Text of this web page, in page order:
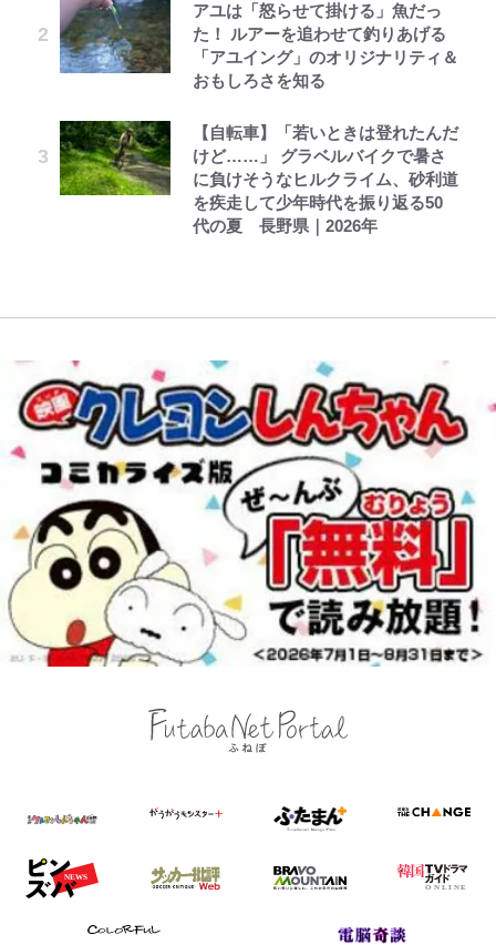
アユは「怒らせて掛ける」魚だっ
た！ ルアーを追わせて釣りあげる
「アユイング」のオリジナリティ＆
おもしろさを知る
【自転車】「若いときは登れたんだ
けど……」 グラベルバイクで暑さ
に負けそうなヒルクライム、砂利道
を疾走して少年時代を振り返る50
代の夏 長野県｜2026年
｢めーっちゃオシャじゃん｣中田英
寿やトッティも愛した名門ローマ、
新アウェイユニが大評判！｢カッコ
いい｣｢好きなデザイン｣｢今年は2nd
｢守り方かっこよすぎ｣上田綺世が
妻の“ワンオペ騒動”に家族写真で
アンサー！ボールも嫁の炎上も収め
る“神対応”に新婚の板倉、久保、
事情』がある」…山尾志桜里が
SNSのバッシングにも向き合う理
由と独自メンタル術
戦…少年隊の分岐点と60代で挑む
映画監督作『僕は瞳に恋してる』
去の「めちゃ美人」写真も再び
GLAY・TERU＆PUFFY大貫亜美
の“共演”ショットに「夫婦で写っ
溺愛されました 第27話(3)
公式-最強宮廷指南役のおっさん、
追放された僻地で無双する~幻とな
を開拓~ 第23話(3)
レビュー『仮面家族』悠木シュン・
著
頭”や限定グッズ登場にファン感激
「これは買うしかない！」
『ONE PIECE』今後の展開に絡ん
「神」エネルの月での展開に、元王
下七武海の謎めいた過去も…
とうちゃんが出世するゾ